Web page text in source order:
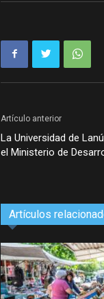
Artículo anterior
La Universidad de
el Ministerio de
Artículos